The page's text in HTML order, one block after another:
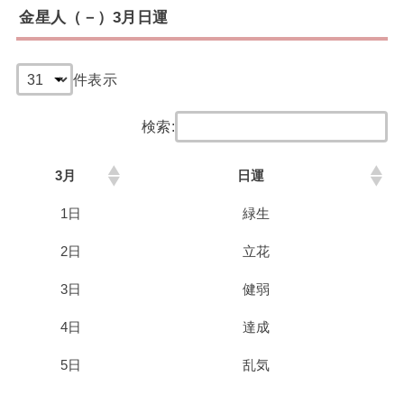
金星人（－）3月日運
件表示
検索:
3月 日運
1日 緑生
2日 立花
3日 健弱
4日 達成
5日 乱気